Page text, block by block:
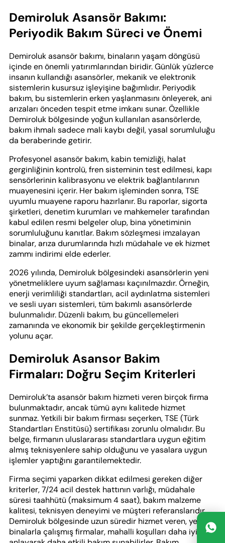
Demiroluk Asansör Bakımı:
Periyodik Bakım Süreci ve Önemi
Demiroluk asansör bakımı, binaların yaşam döngüsü
içinde en önemli yatırımlarından biridir. Günlük yüzlerce
insanın kullandığı asansörler, mekanik ve elektronik
sistemlerin kusursuz işleyişine bağımlıdır. Periyodik
bakım, bu sistemlerin erken yaşlanmasını önleyerek, ani
arızaları önceden tespit etme imkanı sunar. Özellikle
Demiroluk bölgesinde yoğun kullanılan asansörlerde,
bakım ihmalı sadece mali kaybı değil, yasal sorumluluğu
da beraberinde getirir.
Profesyonel asansör bakım, kabin temizliği, halat
gerginliğinin kontrolü, fren sisteminin test edilmesi, kapı
sensörlerinin kalibrasyonu ve elektrik bağlantılarının
muayenesini içerir. Her bakım işleminden sonra, TSE
uyumlu muayene raporu hazırlanır. Bu raporlar, sigorta
şirketleri, denetim kurumları ve mahkemeler tarafından
kabul edilen resmi belgeler olup, bina yönetiminin
sorumluluğunu kanıtlar. Bakım sözleşmesi imzalayan
binalar, arıza durumlarında hızlı müdahale ve ek hizmet
zammı indirimi elde ederler.
2026 yılında, Demiroluk bölgesindeki asansörlerin yeni
yönetmeliklere uyum sağlaması kaçınılmazdır. Örneğin,
enerji verimliliği standartları, acil aydınlatma sistemleri
ve sesli uyarı sistemleri, tüm bakımlı asansörlerde
bulunmalıdır. Düzenli bakım, bu güncellemeleri
zamanında ve ekonomik bir şekilde gerçekleştirmenin
yolunu açar.
Demiroluk Asansor Bakim
Firmaları: Doğru Seçim Kriterleri
Demiroluk’ta asansör bakım hizmeti veren birçok firma
bulunmaktadır, ancak tümü aynı kalitede hizmet
sunmaz. Yetkili bir bakım firması seçerken, TSE (Türk
Standartları Enstitüsü) sertifikası zorunlu olmalıdır. Bu
belge, firmanın uluslararası standartlara uygun eğitim
almış teknisyenlere sahip olduğunu ve yasalara uygun
işlemler yaptığını garantilemektedir.
Firma seçimi yaparken dikkat edilmesi gereken diğer
kriterler, 7/24 acil destek hattının varlığı, müdahale
süresi taahhütü (maksimum 4 saat), bakım malzeme
kalitesi, teknisyen deneyimi ve müşteri referanslarıdır.
Demiroluk bölgesinde uzun süredir hizmet veren, yerel
binalarla çalışmış firmalar, mahalli koşulları daha iyi